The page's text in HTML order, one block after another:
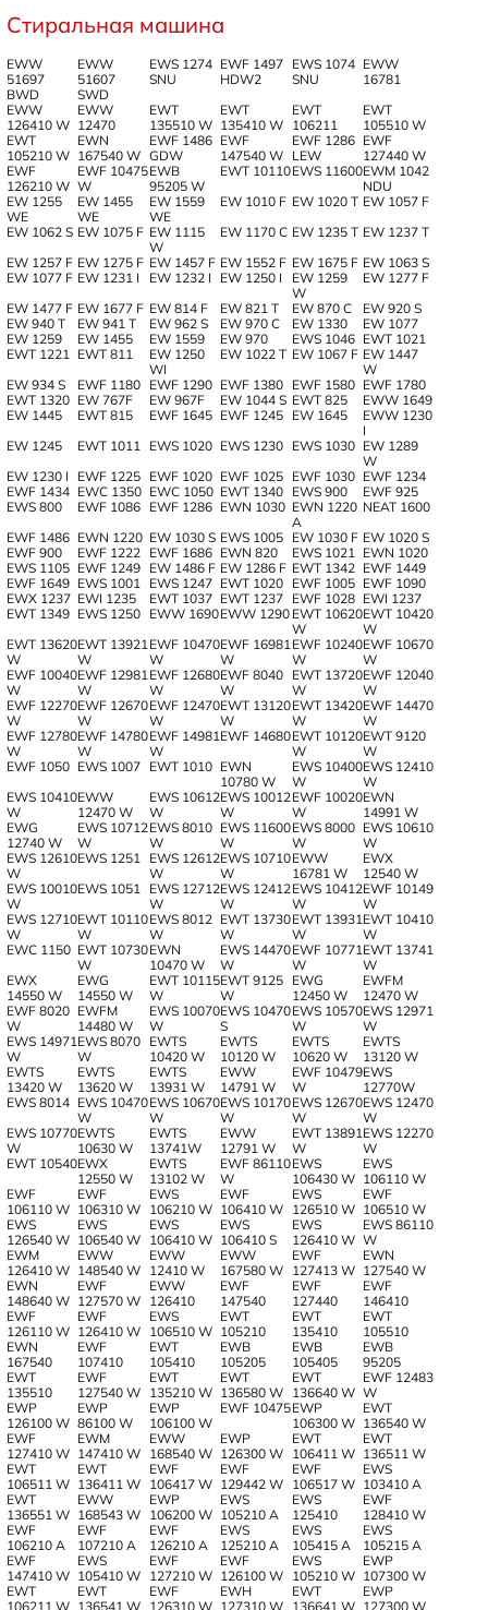
Стиральная машина
EWW
51697
BWD
EWW
51607
SWD
EWS 1274
SNU
EWF 1497
HDW2
EWS 1074
SNU
EWW
16781
EWW
126410 W
EWW
12470
EWT
135510 W
EWT
135410 W
EWT
106211
EWT
105510 W
EWT
105210 W
EWN
167540 W
EWF 1486
GDW
EWF
147540 W
EWF 1286
LEW
EWF
127440 W
EWF
126210 W
EWF 10475
W
EWB
95205 W
EWT 10110EWS 11600EWM 1042
NDU
EW 1255
WE
EW 1455
WE
EW 1559
WE
EW 1010 F EW 1020 T EW 1057 F
EW 1062 S EW 1075 F EW 1115
W
EW 1170 C EW 1235 T EW 1237 T
EW 1257 F EW 1275 F EW 1457 F EW 1552 F EW 1675 F EW 1063 S
EW 1077 F EW 1231 I EW 1232 I EW 1250 I
EW 1259
W
EW 1277 F
EW 1477 F EW 1677 F EW 814 F EW 821 T EW 870 C
EW 920 S
EW 940 T
EW 941 T EW 962 S EW 970 C EW 1330
EW 1077
EW 1259
EW 1455 EW 1559 EW 970 EWS 1046 EWT 1021
EWT 1221 EWT 811
EW 1250
WI
EW 1022 T EW 1067 F EW 1447
W
EW 934 S
EWF 1180 EWF 1290 EWF 1380 EWF 1580 EWF 1780
EWT 1320 EW 767F EW 967F EW 1044 S EWT 825
EWW 1649
EW 1445
EWT 815 EWF 1645 EWF 1245 EW 1645
EWW 1230
I
EW 1245
EWT 1011 EWS 1020 EWS 1230 EWS 1030 EW 1289
W
EW 1230 I
EWF 1225 EWF 1020 EWF 1025 EWF 1030 EWF 1234
EWF 1434 EWC 1350 EWC 1050 EWT 1340 EWS 900
EWF 925
EWS 800
EWF 1086 EWF 1286 EWN 1030 EWN 1220
A
NEAT 1600
EWF 1486 EWN 1220 EW 1030 S EWS 1005 EW 1030 F EW 1020 S
EWF 900
EWF 1222 EWF 1686 EWN 820 EWS 1021 EWN 1020
EWS 1105 EWF 1249 EW 1486 F EW 1286 F EWT 1342 EWF 1449
EWF 1649 EWS 1001 EWS 1247 EWT 1020 EWF 1005 EWF 1090
EWX 1237 EWI 1235 EWT 1037 EWT 1237 EWF 1028 EWI 1237
EWT 1349 EWS 1250 EWW 1690EWW 1290 EWT 10620
W
EWT 10420
W
EWT 13620
W
EWT 13921
W
EWF 10470
W
EWF 16981
W
EWF 10240
W
EWF 10670
W
EWF 10040
W
EWF 12981
W
EWF 12680
W
EWF 8040
W
EWT 13720
W
EWF 12040
W
EWF 12270
W
EWF 12670
W
EWF 12470
W
EWT 13120
W
EWT 13420
W
EWF 14470
W
EWF 12780
W
EWF 14780
W
EWF 14981
W
EWF 14680EWT 10120
W
EWT 9120
W
EWF 1050 EWS 1007 EWT 1010 EWN
10780 W
EWS 10400
W
EWS 12410
W
EWS 10410
W
EWW
12470 W
EWS 10612
W
EWS 10012
W
EWF 10020
W
EWN
14991 W
EWG
12740 W
EWS 10712
W
EWS 8010
W
EWS 11600
W
EWS 8000
W
EWS 10610
W
EWS 12610
W
EWS 1251 EWS 12612
W
EWS 10710
W
EWW
16781 W
EWX
12540 W
EWS 10010
W
EWS 1051 EWS 12712
W
EWS 12412
W
EWS 10412
W
EWF 10149
W
EWS 12710
W
EWT 10110
W
EWS 8012
W
EWT 13730
W
EWT 13931
W
EWT 10410
W
EWC 1150 EWT 10730
W
EWN
10470 W
EWS 14470
W
EWF 10771
W
EWT 13741
W
EWX
14550 W
EWG
14550 W
EWT 10115
W
EWT 9125
W
EWG
12450 W
EWFM
12470 W
EWF 8020
W
EWFM
14480 W
EWS 10070
W
EWS 10470
S
EWS 10570
W
EWS 12971
W
EWS 14971
W
EWS 8070
W
EWTS
10420 W
EWTS
10120 W
EWTS
10620 W
EWTS
13120 W
EWTS
13420 W
EWTS
13620 W
EWTS
13931 W
EWW
14791 W
EWF 10479
W
EWS
12770W
EWS 8014 EWS 10470
W
EWS 10670
W
EWS 10170
W
EWS 12670
W
EWS 12470
W
EWS 10770
W
EWTS
10630 W
EWTS
13741W
EWW
12791 W
EWT 13891
W
EWS 12270
W
EWT 10540EWX
12550 W
EWTS
13102 W
EWF 86110
W
EWS
106430 W
EWS
106110 W
EWF
106110 W
EWF
106310 W
EWS
106210 W
EWF
106410 W
EWS
126510 W
EWF
106510 W
EWS
126540 W
EWS
106540 W
EWS
106410 W
EWS
106410 S
EWS
126410 W
EWS 86110
W
EWM
126410 W
EWW
148540 W
EWW
12410 W
EWW
167580 W
EWF
127413 W
EWN
127540 W
EWN
148640 W
EWF
127570 W
EWW
126410
EWF
147540
EWF
127440
EWF
146410
EWF
126110 W
EWF
126410 W
EWS
106510 W
EWT
105210
EWT
135410
EWT
105510
EWN
167540
EWF
107410
EWT
105410
EWB
105205
EWB
105405
EWB
95205
EWT
135510
EWF
127540 W
EWT
135210 W
EWT
136580 W
EWT
136640 W
EWF 12483
W
EWP
126100 W
EWP
86100 W
EWP
106100 W
EWF 10475EWP
106300 W
EWT
136540 W
EWF
127410 W
EWM
147410 W
EWW
168540 W
EWP
126300 W
EWT
106411 W
EWT
136511 W
EWT
106511 W
EWT
136411 W
EWF
106417 W
EWF
129442 W
EWF
106517 W
EWS
103410 A
EWT
136551 W
EWW
168543 W
EWP
106200 W
EWS
105210 A
EWS
125410
EWF
128410 W
EWF
106210 A
EWF
107210 A
EWF
126210 A
EWS
125210 A
EWS
105415 A
EWS
105215 A
EWF
147410 W
EWS
105410 W
EWF
127210 W
EWF
126100 W
EWS
105210 W
EWP
107300 W
EWT
106211 W
EWT
136541 W
EWF
126310 W
EWH
127310 W
EWT
136641 W
EWP
127300 W